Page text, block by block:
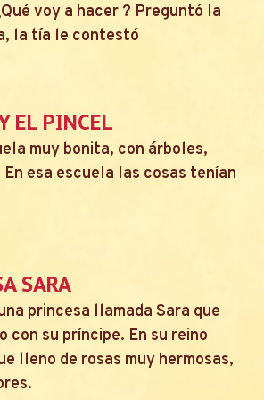
voy a hacer ? Preguntó la
la tía le contestó
EL PINCEL
muy bonita, con árboles,
esa escuela las cosas tenían
SARA
princesa llamada Sara que
con su príncipe. En su reino
lleno de rosas muy hermosas,